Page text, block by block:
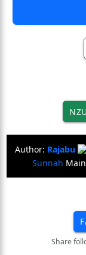
Author: Rajabu
Sunnah
Share